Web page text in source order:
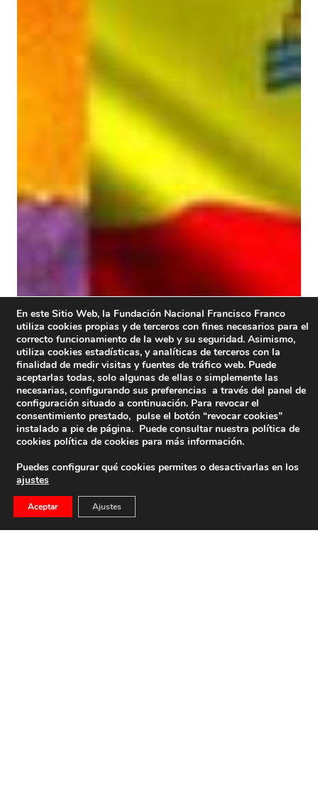
La Reconciliación Y La Corona, Por Fernando
En este Sitio Web, la Fundación Nacional Francisco Franco
utiliza cookies propias y de terceros con fines necesarios para el
correcto funcionamiento de la web y su seguridad. Asimismo,
utiliza cookies estadísticas, y analíticas de terceros con la
finalidad de medir visitas y fuentes de tráfico web. Puede
aceptarlas todas, solo algunas de ellas o simplemente las
necesarias, configurando sus preferencias a través del panel de
configuración situado a continuación. Para revocar el
consentimiento prestado, pulse el botón “revocar cookies”
instalado a pie de página. Puede consultar nuestra política de
cookies política de cookies para más información.
Puedes configurar qué cookies permites o desactivarlas en los
ajustes
Aceptar Ajustes